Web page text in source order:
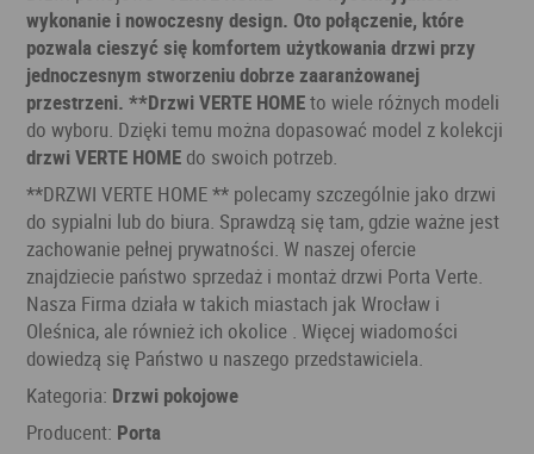
wykonanie i nowoczesny design. Oto połączenie, które
pozwala cieszyć się komfortem użytkowania drzwi przy
jednoczesnym stworzeniu dobrze zaaranżowanej
przestrzeni. **Drzwi VERTE HOMEto wiele różnych modeli
do wyboru. Dzięki temu można dopasować model z kolekcji
drzwi VERTE HOME do swoich potrzeb.
**DRZWI VERTE HOME ** polecamy szczególnie jako drzwi
do sypialni lub do biura. Sprawdzą się tam, gdzie ważne jest
zachowanie pełnej prywatności. W naszej ofercie
znajdziecie państwo sprzedaż i montaż drzwi Porta Verte.
Nasza Firma działa w takich miastach jak Wrocław i
Oleśnica, ale również ich okolice . Więcej wiadomości
dowiedzą się Państwo u naszego przedstawiciela.
Kategoria: Drzwi pokojowe
Producent: Porta